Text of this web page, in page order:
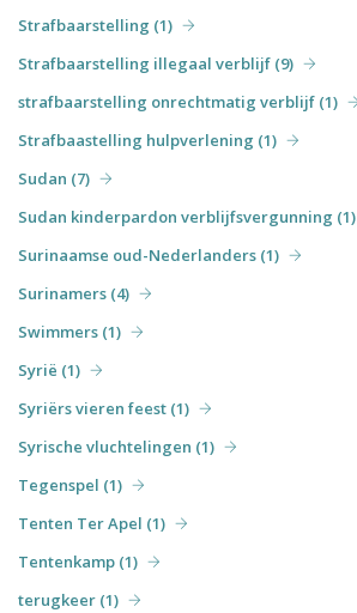
Strafbaarstelling (1)
Strafbaarstelling illegaal verblijf (9)
strafbaarstelling onrechtmatig verblijf (1)
Strafbaastelling hulpverlening (1)
Sudan (7)
Sudan kinderpardon verblijfsvergunning (1)
Surinaamse oud-Nederlanders (1)
Surinamers (4)
Swimmers (1)
Syrië (1)
Syriërs vieren feest (1)
Syrische vluchtelingen (1)
Tegenspel (1)
Tenten Ter Apel (1)
Tentenkamp (1)
terugkeer (1)